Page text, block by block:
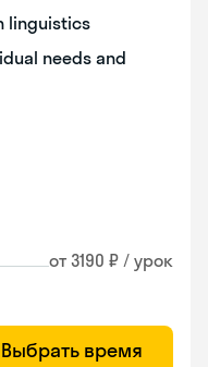
linguistics
needs and
от 3190 ₽ / урок
Выбрать время